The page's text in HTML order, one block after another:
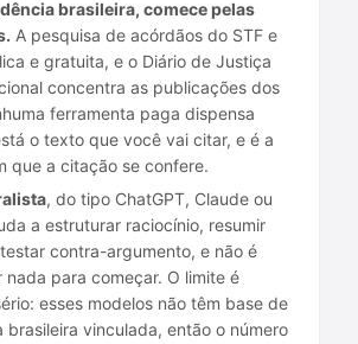
brasileira, comece pelas
A pesquisa de acórdãos do STF e
e gratuita, e o Diário de Justiça
concentra as publicações dos
ferramenta paga dispensa
o texto que você vai citar, e é a
que a citação se confere.
, do tipo ChatGPT, Claude ou
a estruturar raciocínio, resumir
contra-argumento, e não é
nada para começar. O limite é
esses modelos não têm base de
brasileira vinculada, então o número